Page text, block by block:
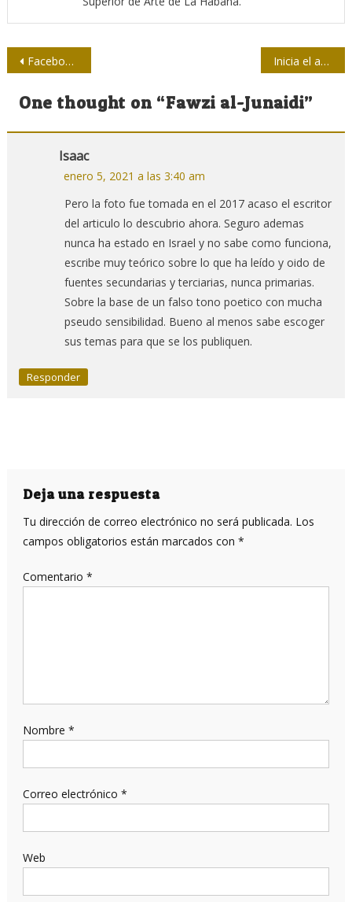
Navegación
de
Facebook revierte cambios de algoritmo posteriores a las elecciones Inicia el año con avances en los procesos de vacunación contra la COVID
One thought on “Fawzi al-Junaidi”
Isaac
enero 5, 2021 a las 3:40 am
Pero la foto fue tomada en el 2017 acaso el escritor
del articulo lo descubrio ahora. Seguro ademas
nunca ha estado en Israel y no sabe como funciona,
escribe muy teórico sobre lo que ha leído y oido de
fuentes secundarias y terciarias, nunca primarias.
Sobre la base de un falso tono poetico con mucha
pseudo sensibilidad. Bueno al menos sabe escoger
sus temas para que se los publiquen.
Responder
Deja una respuesta
Tu dirección de correo electrónico no será publicada. Los
campos obligatorios están marcados con *
Comentario *
Nombre *
Correo electrónico *
Web